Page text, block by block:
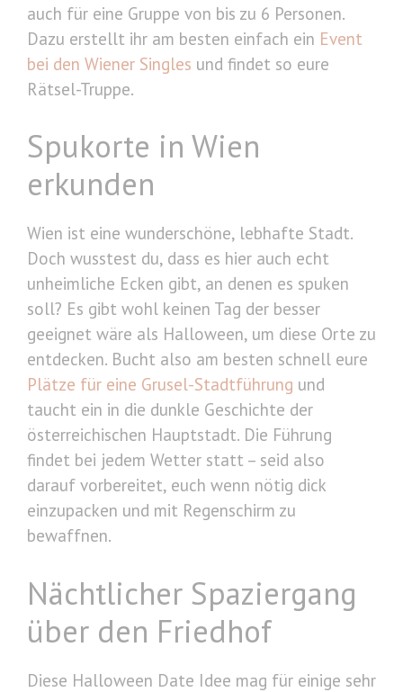
auch für eine Gruppe von bis zu 6 Personen.
Dazu erstellt ihr am besten einfach ein Event
bei den Wiener Singles und findet so eure
Rätsel-Truppe.
Spukorte in Wien
erkunden
Wien ist eine wunderschöne, lebhafte Stadt.
Doch wusstest du, dass es hier auch echt
unheimliche Ecken gibt, an denen es spuken
soll? Es gibt wohl keinen Tag der besser
geeignet wäre als Halloween, um diese Orte zu
entdecken. Bucht also am besten schnell eure
Plätze für eine Grusel-Stadtführung und
taucht ein in die dunkle Geschichte der
österreichischen Hauptstadt. Die Führung
findet bei jedem Wetter statt – seid also
darauf vorbereitet, euch wenn nötig dick
einzupacken und mit Regenschirm zu
bewaffnen.
Nächtlicher Spaziergang
über den Friedhof
Diese Halloween Date Idee mag für einige sehr